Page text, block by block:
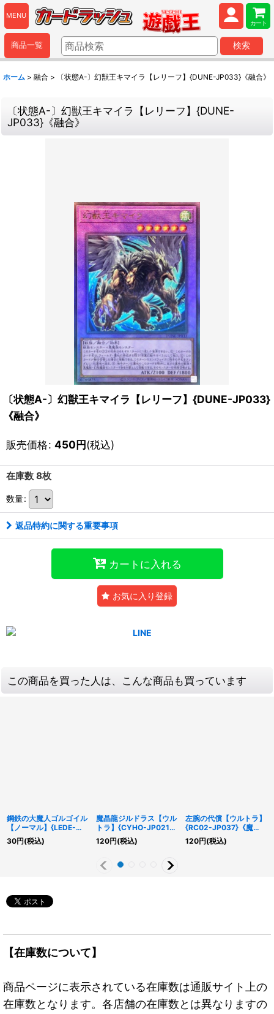
MENU
カート
商品一覧 検索
ホーム > 融合 > 〔状態A-〕幻獣王キマイラ【レリーフ】{DUNE-JP033}《融合》
〔状態A-〕幻獣王キマイラ【レリーフ】{DUNE-
JP033}《融合》
〔状態A-〕幻獣王キマイラ【レリーフ】{DUNE-JP033}
《融合》
販売価格: 450円(税込)
在庫数 8枚
数量:
返品特約に関する重要事項
カートに入れる
お気に入り登録
この商品を買った人は、こんな商品も買っています
鋼鉄の大魔人ゴルゴイル
【ノーマル】{LEDE-
JP026}《モンスター》
30円(税込)
魔晶龍ジルドラス【ウル
トラ】{CYHO-JP021}
《モンスター》
120円(税込)
左腕の代償【ウルトラ】
{RC02-JP037}《魔
法》
120円(税込)
【在庫数について】
商品ページに表示されている在庫数は通販サイト上の
在庫数となります。各店舗の在庫数とは異なりますの